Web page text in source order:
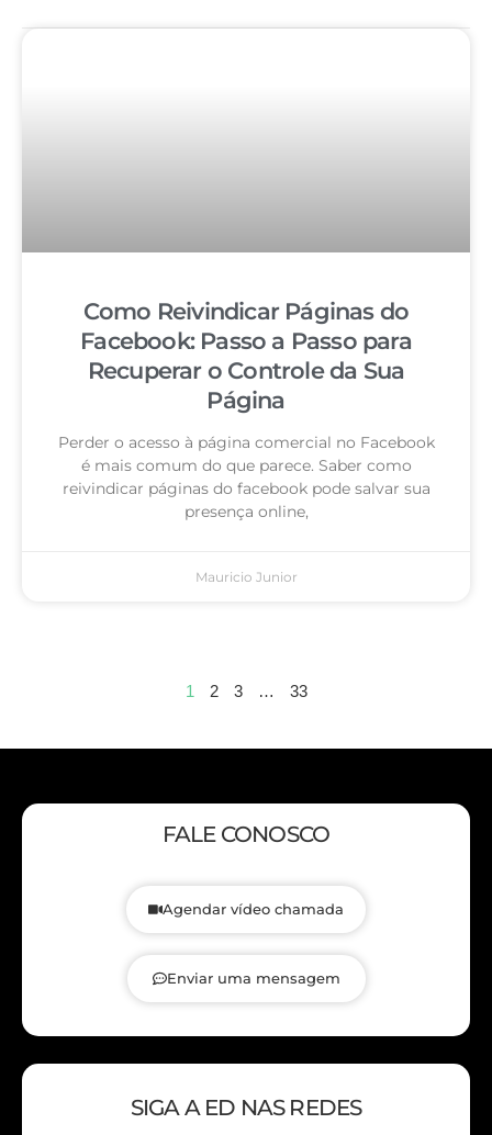
Como Reivindicar Páginas do
Facebook: Passo a Passo para
Recuperar o Controle da Sua
Página
Perder o acesso à página comercial no Facebook
é mais comum do que parece. Saber como
reivindicar páginas do facebook pode salvar sua
presença online,
Mauricio Junior
1 2 3 … 33
FALE CONOSCO
Agendar vídeo chamada
Enviar uma mensagem
SIGA A ED NAS REDES